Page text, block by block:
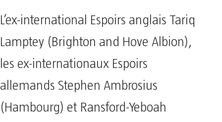
L’ex-international Espoirs anglais Tariq
Lamptey (Brighton and Hove Albion),
les ex-internationaux Espoirs
allemands Stephen Ambrosius
(Hambourg) et Ransford-Yeboah